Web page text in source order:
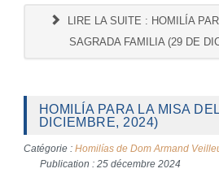
LIRE LA SUITE : HOMILÍA
SAGRADA FAMILIA (29 DE
HOMILÍA PARA LA MISA
DICIEMBRE, 2024)
Catégorie : Homilías de Dom Armand
Publication : 25 décembre 2024